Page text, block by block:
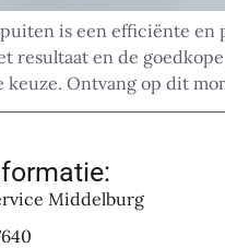
is een efficiënte en
resultaat en de
keuze. Ontvang op dit
Middelburg